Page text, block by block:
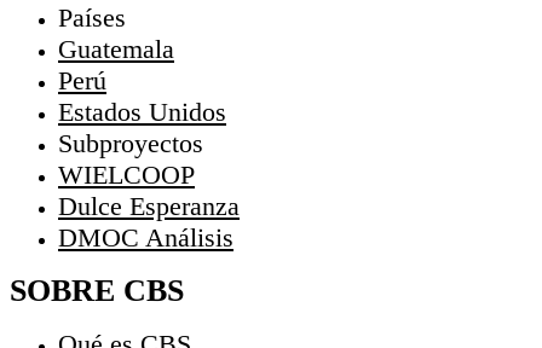
Países
Guatemala
Perú
Estados Unidos
Subproyectos
WIELCOOP
Dulce Esperanza
DMOC Análisis
SOBRE CBS